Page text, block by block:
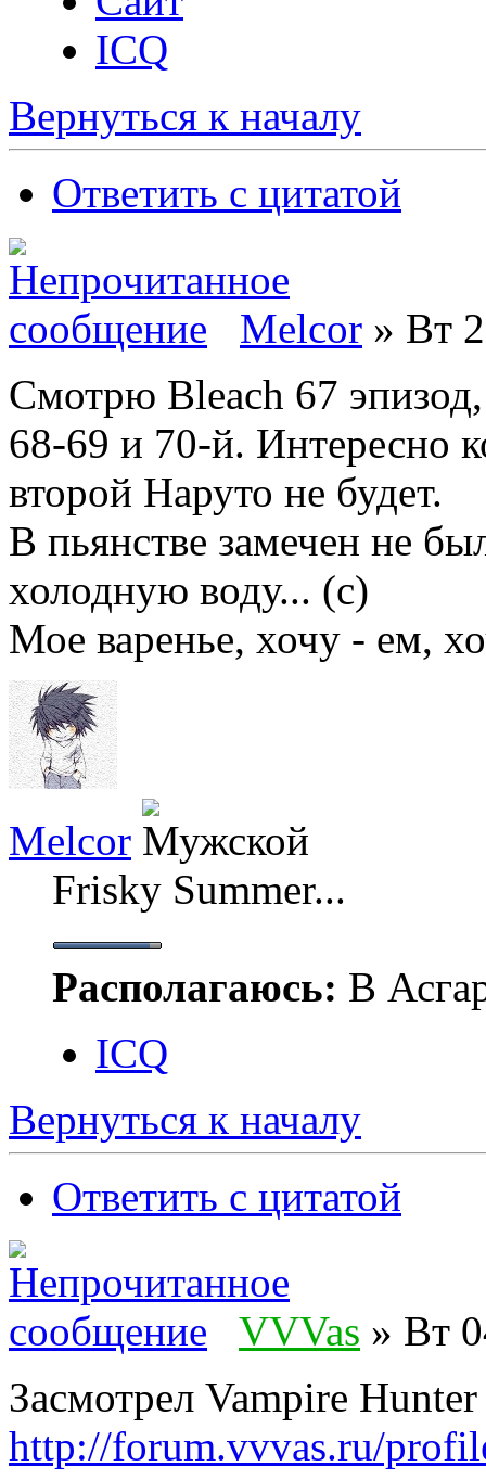
ICQ
Вернуться к началу
Ответить с цитатой
Melcor » Вт
Смотрю Bleach 67
68-69 и 70-й. Интересно
второй Наруто не будет.
В пьянстве замечен не
холодную воду... (с)
Мое варенье, хочу - ем,
Melcor
Frisky Summer...
Располагаюсь: В
ICQ
Вернуться к началу
Ответить с цитатой
VVVas » Вт
Засмотрел Vampire
http://forum.vvvas.ru/